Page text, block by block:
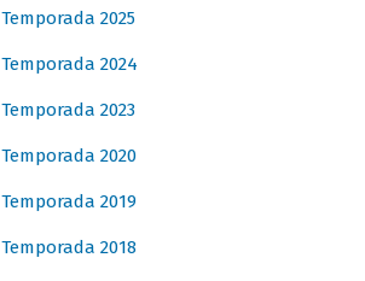
Temporada 2025
Temporada 2024
Temporada 2023
Temporada 2020
Temporada 2019
Temporada 2018